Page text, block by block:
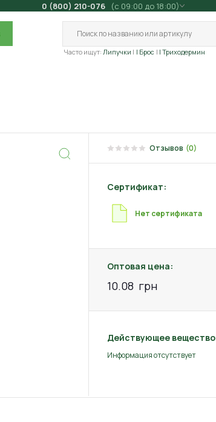
0 (800) 210-076 (с 09:00 до 18:00)
Часто ищут: Липучки | Брос | Триходермин
Отзывов (0)
Сертификат:
Нет сертификата
Оптовая цена:
10.08 грн
Действующее вещество
Информация отсутствует